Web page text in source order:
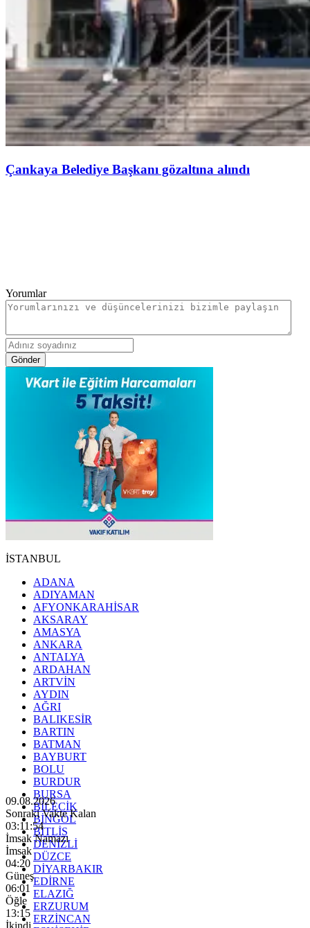
Çankaya Belediye Başkanı gözaltına alındı
Yorumlar
Gönder
İSTANBUL
ADANA
ADIYAMAN
AFYONKARAHİSAR
AKSARAY
AMASYA
ANKARA
ANTALYA
ARDAHAN
ARTVİN
AYDIN
AĞRI
BALIKESİR
BARTIN
BATMAN
BAYBURT
BOLU
BURDUR
BURSA
BİLECİK
BİNGÖL
BİTLİS
DENİZLİ
DÜZCE
DİYARBAKIR
EDİRNE
ELAZIĞ
ERZURUM
ERZİNCAN
09.08.2026
Sonraki Vakte Kalan
03:11:53
İmsak Namazı
İmsak
04:20
Güneş
06:01
Öğle
13:15
İkindi